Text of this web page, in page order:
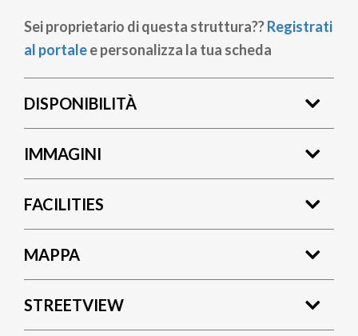
Sei proprietario di questa struttura??Registrati
al portalee personalizza la tua scheda
DISPONIBILITÀ
IMMAGINI
FACILITIES
MAPPA
STREETVIEW